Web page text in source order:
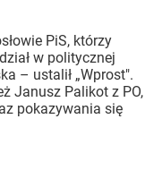
PiS, którzy
w politycznej
– ustalił „Wprost".
Janusz Palikot z PO,
pokazywania się